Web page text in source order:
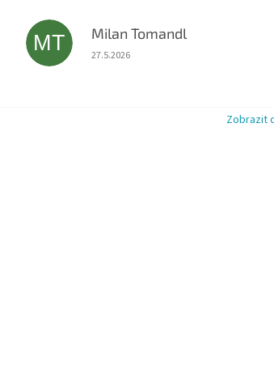
MT Milan Tomandl
Hodnocení obchodu je 5 z 5 hvězdiček.
27.5.2026
Zobrazit